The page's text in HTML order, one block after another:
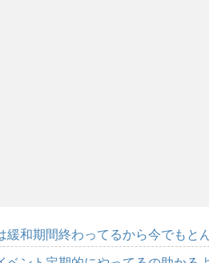
緩和期間終わってるから今でもと